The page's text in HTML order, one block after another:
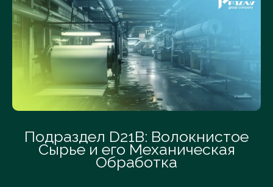
Подраздел D21B: Волокнистое
Сырье и его Механическая
Обработка